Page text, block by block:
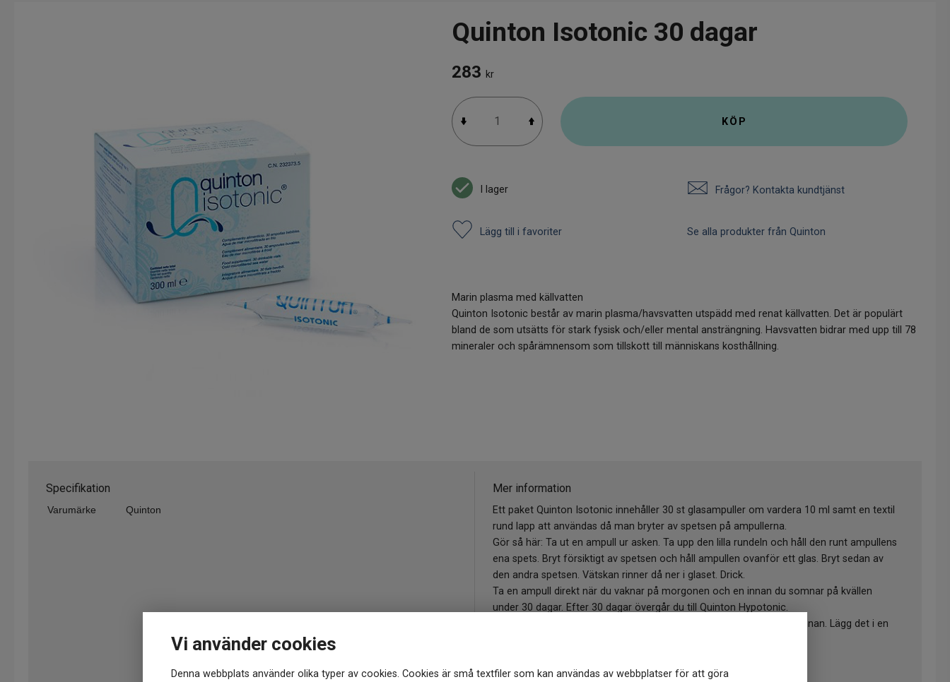
Vi använder cookies
Denna webbplats använder olika typer av cookies. Cookies är små textfiler som kan användas av webbplatser för att göra
Quinton Isotonic 30 dagar
283kr
KÖP
I lager Frågor? Kontakta kundtjänst
Lägg till i favoriter Se alla produkter från Quinton
Marin plasma med källvatten
Quinton Isotonic består av marin plasma/havsvatten utspädd med renat källvatten. Det är populärt
bland de som utsätts för stark fysisk och/eller mental ansträngning. Havsvatten bidrar med upp till 78
mineraler och spårämnensom som tillskott till människans kosthållning.
Specifikation
Varumärke Quinton
Mer information
Ett paket Quinton Isotonic innehåller 30 st glasampuller om vardera 10 ml samt en textil
rund lapp att användas då man bryter av spetsen på ampullerna.
Gör så här: Ta ut en ampull ur asken. Ta upp den lilla rundeln och håll den runt ampullens
ena spets. Bryt försiktigt av spetsen och håll ampullen ovanför ett glas. Bryt sedan av
den andra spetsen. Vätskan rinner då ner i glaset. Drick.
Ta en ampull direkt när du vaknar på morgonen och en innan du somnar på kvällen
under 30 dagar. Efter 30 dagar övergår du till Quinton Hypotonic.
Var noga med glasspillet så att du inte skadar dig själv eller någon annan. Lägg det i en